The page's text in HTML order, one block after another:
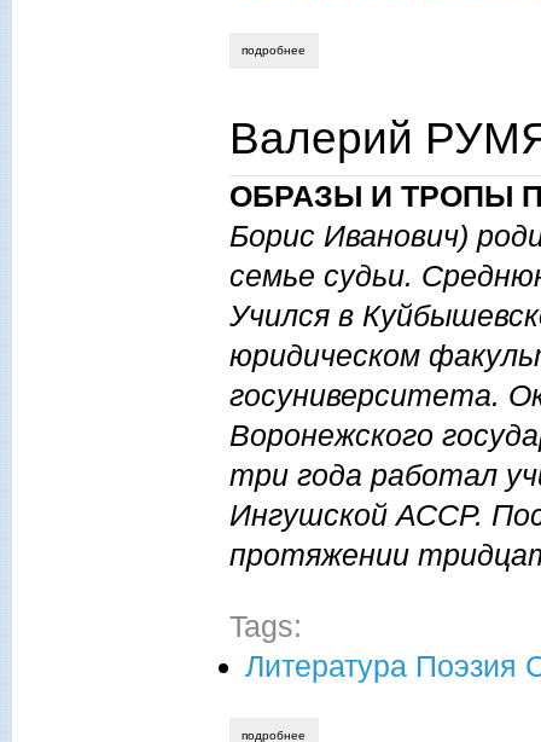
подробнее
Валерий
ОБРАЗЫ И ТРОПЫ
Борис Иванович)
семье судьи.
Учился в
юридическом
госуниверситета.
Воронежского
три года работал
Ингушской АССР.
протяжении
Tags:
Литература Поэзия
подробнее